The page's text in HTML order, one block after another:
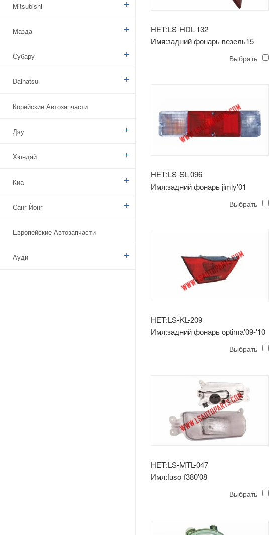
Mitsubishi
Мазда
Субару
Daihatsu
Корейские Автозапчасти
Дэу
Хюндай
Киа
Санг Йонг
Европейские Автозапчасти
Ауди
НЕТ:LS-HDL-132
Имя:задний фонарь везель15
Выбрать
НЕТ:LS-SL-096
Имя:задний фонарь jimly'01
Выбрать
НЕТ:LS-KL-209
Имя:задний фонарь optima'09-'10
Выбрать
НЕТ:LS-MTL-047
Имя:fuso f380'08
Выбрать